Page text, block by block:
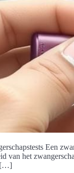
Een
van het
[…]